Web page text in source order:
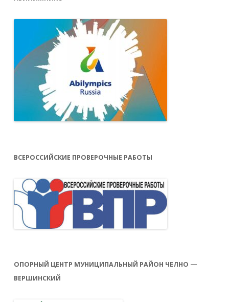
ВСЕРОССИЙСКИЕ ПРОВЕРОЧНЫЕ РАБОТЫ
ОПОРНЫЙ ЦЕНТР МУНИЦИПАЛЬНЫЙ РАЙОН ЧЕЛНО —
ВЕРШИНСКИЙ